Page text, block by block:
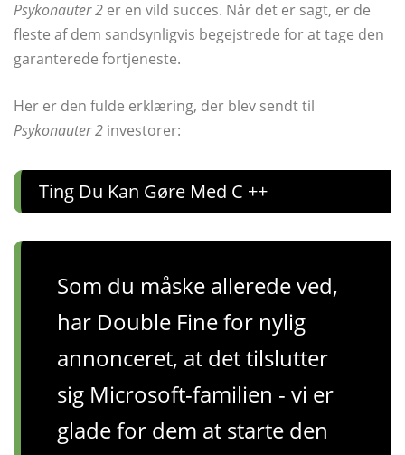
Psykonauter 2 er en vild succes. Når det er sagt, er de
fleste af dem sandsynligvis begejstrede for at tage den
garanterede fortjeneste.
Her er den fulde erklæring, der blev sendt til
Psykonauter 2 investorer:
Ting Du Kan Gøre Med C ++
Som du måske allerede ved,
har Double Fine for nylig
annonceret, at det tilslutter
sig Microsoft-familien - vi er
glade for dem at starte den